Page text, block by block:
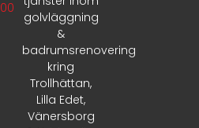
golvläggning
&
badrumsrenovering
kring
Trollhättan,
Lilla Edet,
Vänersborg